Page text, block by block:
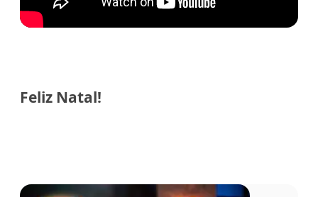
Feliz Natal!